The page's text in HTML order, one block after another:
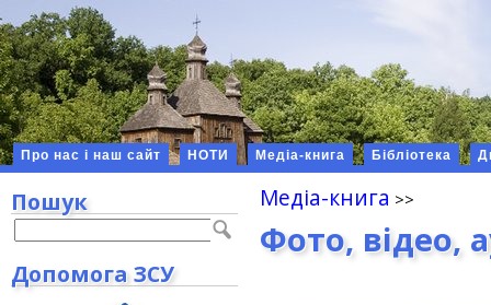
Про нас і наш сайт НОТИ Медіа-книга Бібліотека
Медіа-книга
Фото, відео,
Пошук
Допомога ЗСУ